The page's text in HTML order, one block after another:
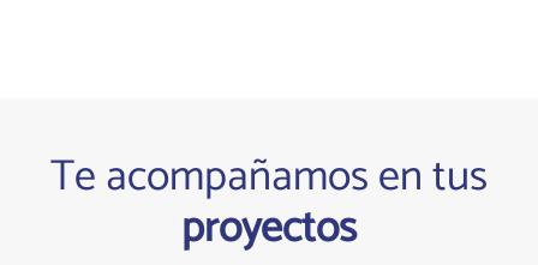
Te acompañamos en tus
proyectos